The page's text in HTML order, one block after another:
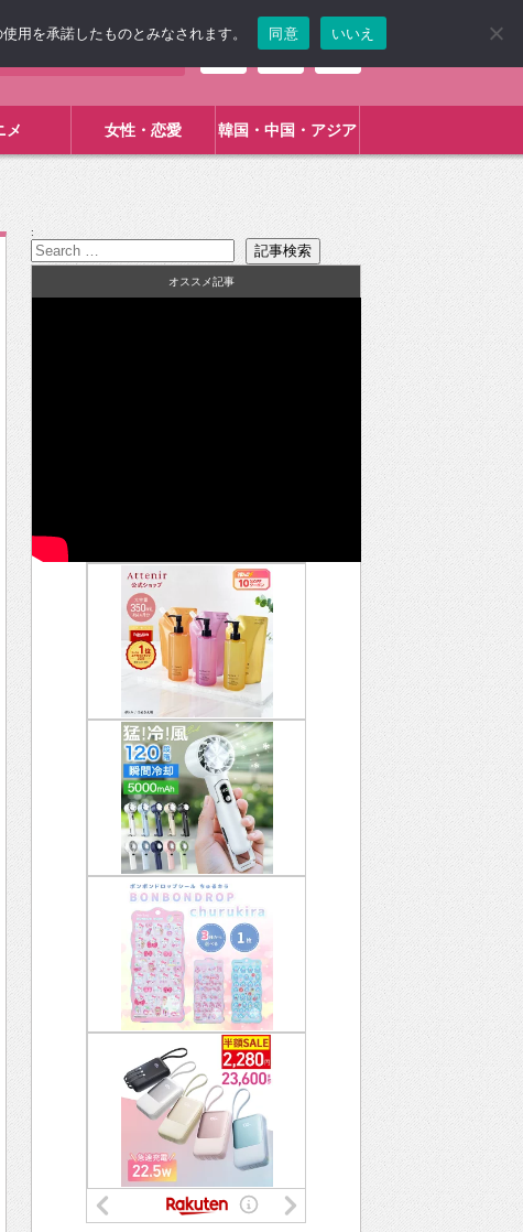
メ 女性・恋愛 韓国・中国・アジア
:
オススメ記事
用を承諾したものとみなされます。 同意 いいえ